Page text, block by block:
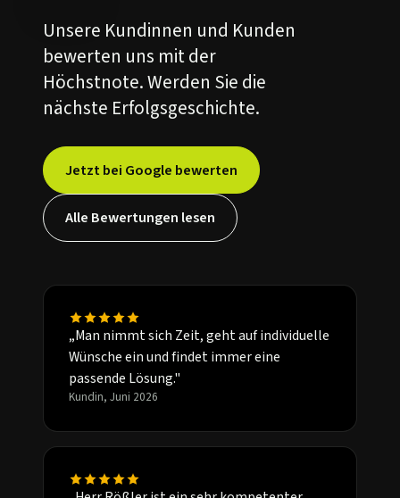
Unsere Kundinnen und Kunden
bewerten uns mit der
Höchstnote. Werden Sie die
nächste Erfolgsgeschichte.
Jetzt bei Google bewerten
Alle Bewertungen lesen
„Man nimmt sich Zeit, geht auf individuelle
Wünsche ein und findet immer eine
passende Lösung."
Kundin, Juni 2026